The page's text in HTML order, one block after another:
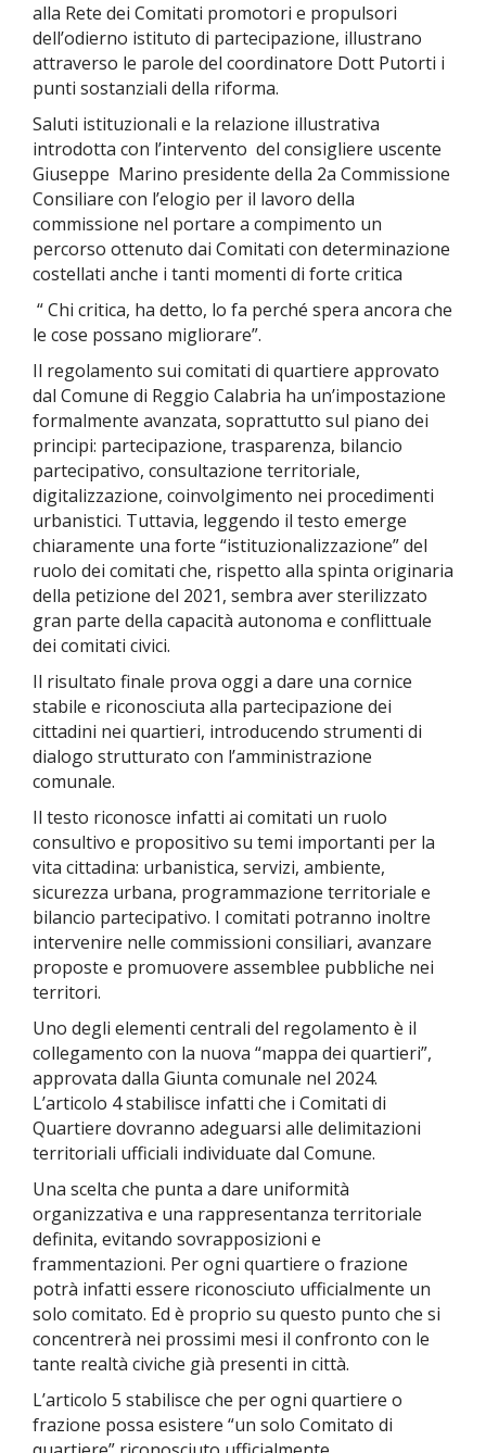
alla Rete dei Comitati promotori e propulsori
dell’odierno istituto di partecipazione, illustrano
attraverso le parole del coordinatore Dott Putorti i
punti sostanziali della riforma.
Saluti istituzionali e la relazione illustrativa
introdotta con l’intervento del consigliere uscente
Giuseppe Marino presidente della 2a Commissione
Consiliare con l’elogio per il lavoro della
commissione nel portare a compimento un
percorso ottenuto dai Comitati con determinazione
costellati anche i tanti momenti di forte critica
“Chi critica, ha detto, lo fa perché spera ancora che
le cose possano migliorare”.
Il regolamento sui comitati di quartiere approvato
dal Comune di Reggio Calabria ha un’impostazione
formalmente avanzata, soprattutto sul piano dei
principi: partecipazione, trasparenza, bilancio
partecipativo, consultazione territoriale,
digitalizzazione, coinvolgimento nei procedimenti
urbanistici. Tuttavia, leggendo il testo emerge
chiaramente una forte “istituzionalizzazione” del
ruolo dei comitati che, rispetto alla spinta originaria
della petizione del 2021, sembra aver sterilizzato
gran parte della capacità autonoma e conflittuale
dei comitati civici.
Il risultato finale prova oggi a dare una cornice
stabile e riconosciuta alla partecipazione dei
cittadini nei quartieri, introducendo strumenti di
dialogo strutturato con l’amministrazione
comunale.
Il testo riconosce infatti ai comitati un ruolo
consultivo e propositivo su temi importanti per la
vita cittadina: urbanistica, servizi, ambiente,
sicurezza urbana, programmazione territoriale e
bilancio partecipativo. I comitati potranno inoltre
intervenire nelle commissioni consiliari, avanzare
proposte e promuovere assemblee pubbliche nei
territori.
Uno degli elementi centrali del regolamento è il
collegamento con la nuova “mappa dei quartieri”,
approvata dalla Giunta comunale nel 2024.
L’articolo 4 stabilisce infatti che i Comitati di
Quartiere dovranno adeguarsi alle delimitazioni
territoriali ufficiali individuate dal Comune.
Una scelta che punta a dare uniformità
organizzativa e una rappresentanza territoriale
definita, evitando sovrapposizioni e
frammentazioni. Per ogni quartiere o frazione
potrà infatti essere riconosciuto ufficialmente un
solo comitato. Ed è proprio su questo punto che si
concentrerà nei prossimi mesi il confronto con le
tante realtà civiche già presenti in città.
L’articolo 5 stabilisce che per ogni quartiere o
frazione possa esistere “un solo Comitato di